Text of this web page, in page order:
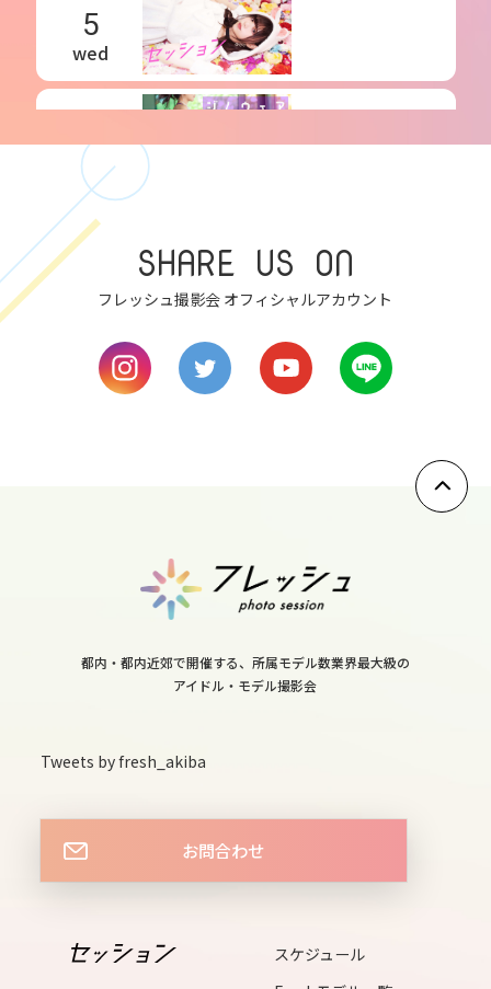
5
wed
thu
7
sat
12
13
14
15
SHARE US ON
フレッシュ撮影会 オフィシャルアカウント
都内・都内近郊で開催する、所属モデル数業界最大級の
アイドル・モデル撮影会
Tweets by fresh_akiba
お問合わせ
スケジュール